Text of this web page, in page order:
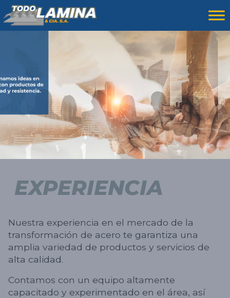
EXPERIENCIA
Nuestra experiencia en el mercado de la
transformación de acero te garantiza una
amplia variedad de productos y servicios de
alta calidad.
Contamos con un equipo altamente
capacitado y experimentado en el área, así